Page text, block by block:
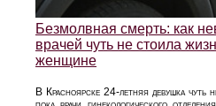
Безмолвная смерть: как
врачей чуть не стоила
женщине
В Красноярске 24-летняя девушка чуть